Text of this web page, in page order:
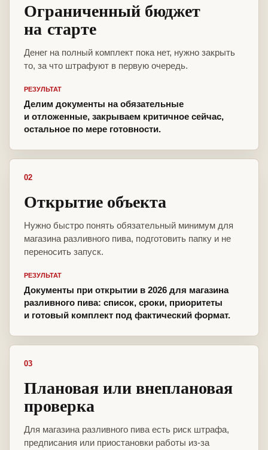
Ограниченный бюджет
на старте
Денег на полный комплект пока нет, нужно закрыть
то, за что штрафуют в первую очередь.
РЕЗУЛЬТАТ
Делим документы на обязательные
и отложенные, закрываем критичное сейчас,
остальное по мере готовности.
02
Открытие объекта
Нужно быстро понять обязательный минимум для
магазина разливного пива, подготовить папку и не
переносить запуск.
РЕЗУЛЬТАТ
Документы при открытии в 2026 для магазина
разливного пива: список, сроки, приоритеты
и готовый комплект под фактический формат.
03
Плановая или внеплановая
проверка
Для магазина разливного пива есть риск штрафа,
предписания или приостановки работы из-за